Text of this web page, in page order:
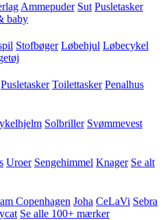
Ammepuder Sut Pusletasker
baby
Stofbøger Løbehjul Løbecykel
Pusletasker Toilettasker Penalhus
Solbriller Svømmevest
Uroer Sengehimmel Knager Se alt
Copenhagen Joha CeLaVi Sebra
Se alle 100+ mærker